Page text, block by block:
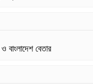
বাংলাদেশ বেতার